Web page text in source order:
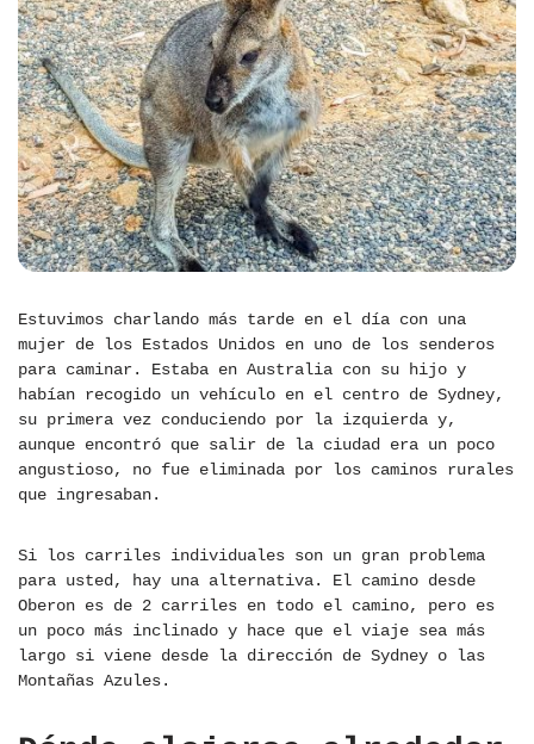
Estuvimos charlando más tarde en el día con una
mujer de los Estados Unidos en uno de los senderos
para caminar. Estaba en Australia con su hijo y
habían recogido un vehículo en el centro de Sydney,
su primera vez conduciendo por la izquierda y,
aunque encontró que salir de la ciudad era un poco
angustioso, no fue eliminada por los caminos rurales
que ingresaban.
Si los carriles individuales son un gran problema
para usted, hay una alternativa. El camino desde
Oberon es de 2 carriles en todo el camino, pero es
un poco más inclinado y hace que el viaje sea más
largo si viene desde la dirección de Sydney o las
Montañas Azules.